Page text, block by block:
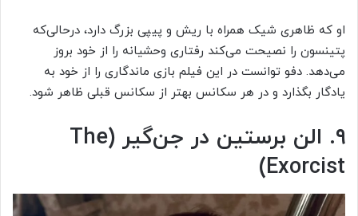
او که ظاهری شیک همراه با ریش و پیپی بزرگ دارد، درحالی‌که
پتینسون را نصیحت می‌کند رفتاری وحشیانه را از خود بروز
می‌دهد. دفو توانست در این فیلم بازی ماندگاری را از خود به
یادگار بگذارد و در هر سکانس بهتر از سکانس قبلی ظاهر شود.
۹. الن برستین در جن‌گیر (The
Exorcist)